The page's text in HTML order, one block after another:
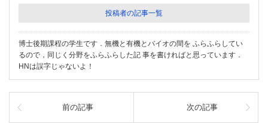
投稿者の記事一覧
博士後期課程の学生です．無機と有機とバイオの間を ふらふらしてい
るので，同じく分野をふらふらした記 事を書ければと思っています．
HNは誤字じゃないよ！
前の記事 次の記事